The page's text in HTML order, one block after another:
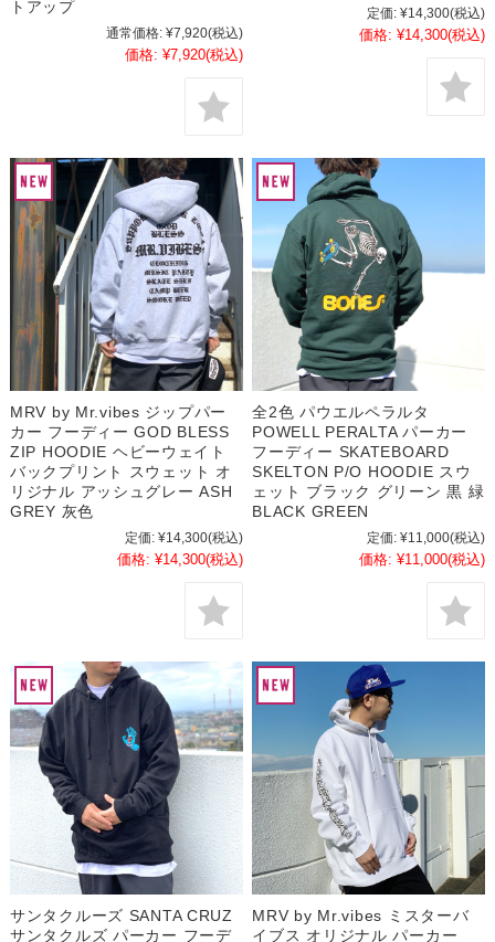
トアップ
通常価格: ¥7,920(税込)
価格: ¥7,920(税込)
定価: ¥14,300(税込)
価格: ¥14,300(税込)
MRV by Mr.vibes ジップパー
カー フーディー GOD BLESS
ZIP HOODIE ヘビーウェイト
バックプリント スウェット オ
リジナル アッシュグレー ASH
GREY 灰色
定価: ¥14,300(税込)
価格: ¥14,300(税込)
全2色 パウエルペラルタ
POWELL PERALTA パーカー
フーディー SKATEBOARD
SKELTON P/O HOODIE スウ
ェット ブラック グリーン 黒 緑
BLACK GREEN
定価: ¥11,000(税込)
価格: ¥11,000(税込)
サンタクルーズ SANTA CRUZ
サンタクルズ パーカー フーデ
MRV by Mr.vibes ミスターバ
イブス オリジナル パーカー